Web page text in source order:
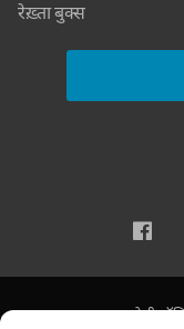
रेख़्ता बुक्स
प्राइवेसी